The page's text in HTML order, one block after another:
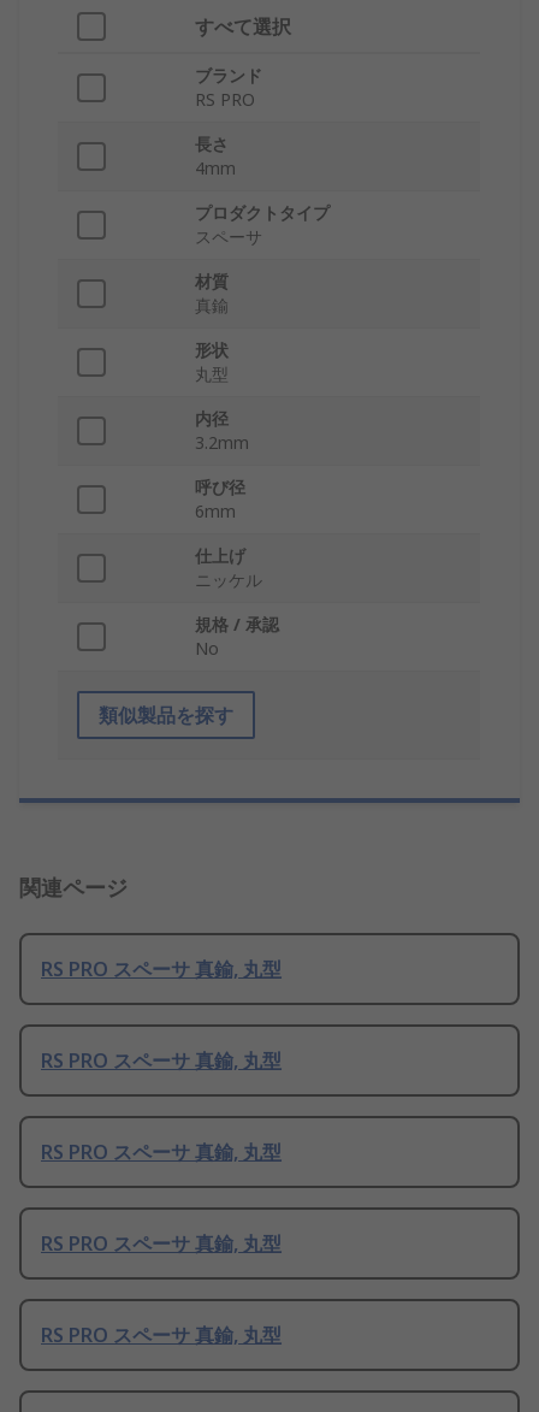
すべて選択
ブランド
RS PRO
長さ
4mm
プロダクトタイプ
スペーサ
材質
真鍮
形状
丸型
内径
3.2mm
呼び径
6mm
仕上げ
ニッケル
規格 / 承認
No
類似製品を探す
関連ページ
RS PRO スペーサ 真鍮, 丸型
RS PRO スペーサ 真鍮, 丸型
RS PRO スペーサ 真鍮, 丸型
RS PRO スペーサ 真鍮, 丸型
RS PRO スペーサ 真鍮, 丸型